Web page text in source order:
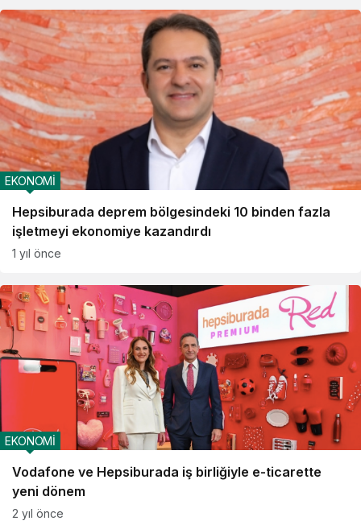
Hepsiburada deprem bölgesindeki 10 binden fazla
işletmeyi ekonomiye kazandırdı
EKONOMİ
1 yıl önce
Vodafone ve Hepsiburada iş birliğiyle e-ticarette
yeni dönem
EKONOMİ
2 yıl önce